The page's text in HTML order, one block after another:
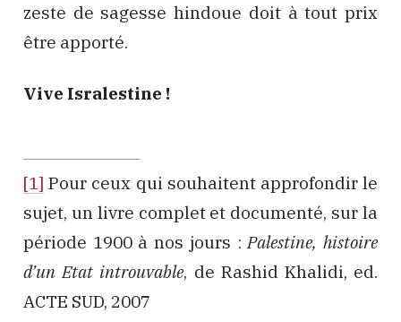
zeste de sagesse hindoue doit à tout prix
être apporté.
Vive Isralestine !
[1] Pour ceux qui souhaitent approfondir le
sujet, un livre complet et documenté, sur la
période 1900 à nos jours : Palestine, histoire
d’un Etat introuvable, de Rashid Khalidi, ed.
ACTE SUD, 2007